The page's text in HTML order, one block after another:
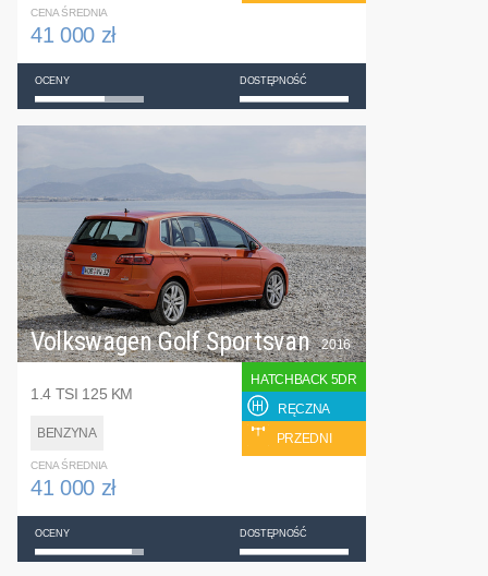
CENA ŚREDNIA
41 000 zł
OCENY DOSTĘPNOŚĆ
Volkswagen Golf Sportsvan
1.4 TSI 125 KM
BENZYNA
2016
HATCHBACK 5DR
RĘCZNA
PRZEDNI
CENA ŚREDNIA
41 000 zł
OCENY DOSTĘPNOŚĆ